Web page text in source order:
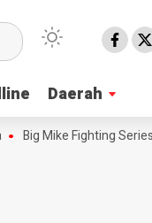
Daerah
Daerah
Big Mike Fighting Series